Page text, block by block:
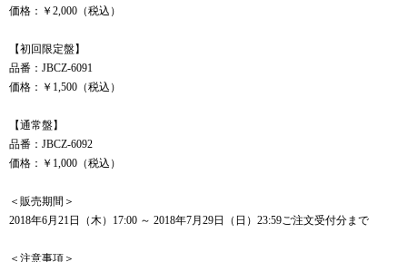
価格：￥2,000（税込）
【初回限定盤】
品番：JBCZ-6091
価格：￥1,500（税込）
【通常盤】
品番：JBCZ-6092
価格：￥1,000（税込）
＜販売期間＞
2018年6月21日（木）17:00 ～ 2018年7月29日（日）23:59ご注文受付分まで
＜注意事項＞